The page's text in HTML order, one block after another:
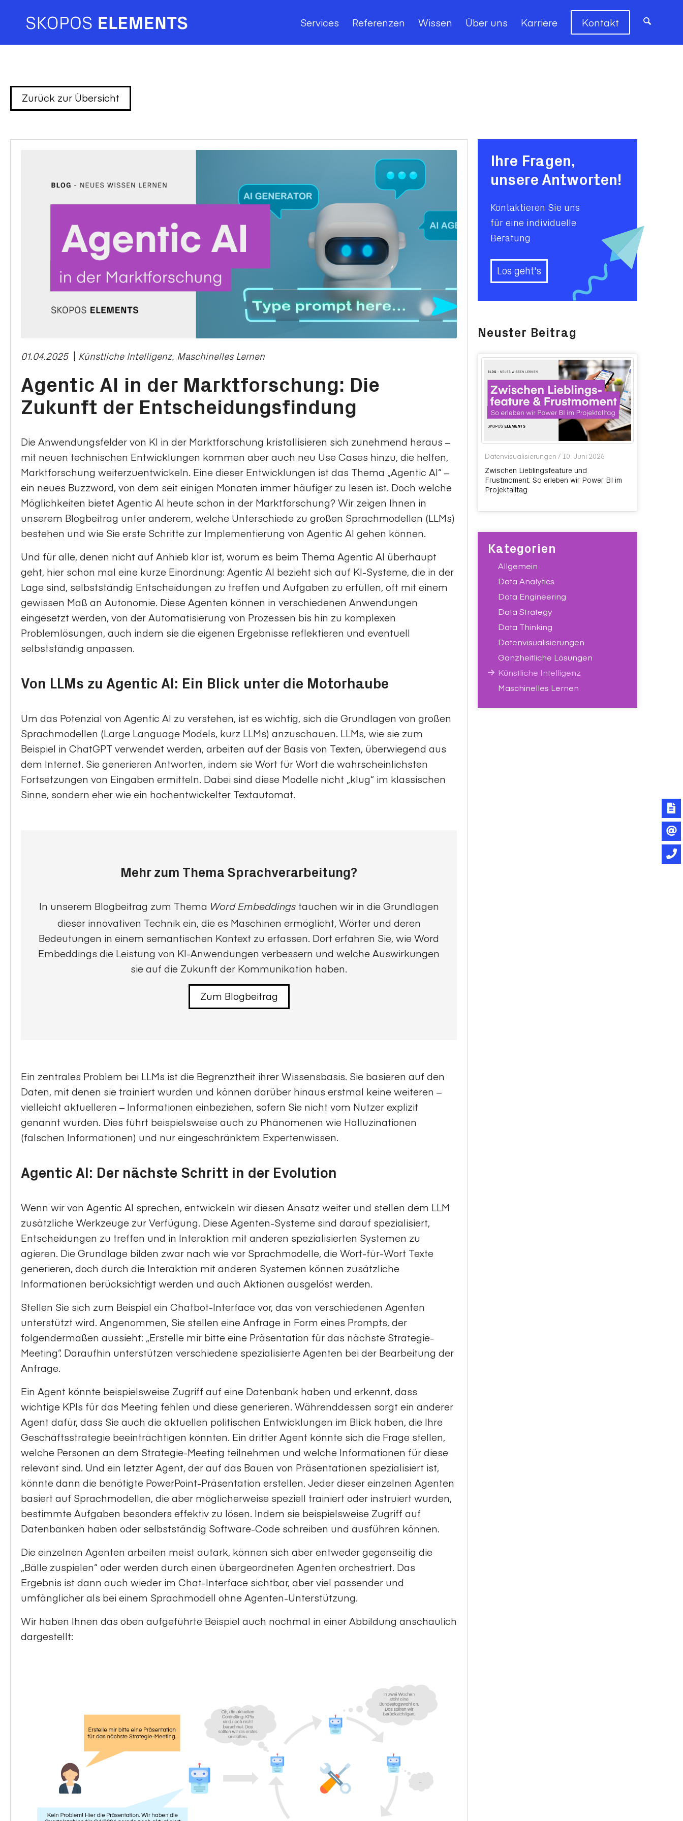
Services Referenzen Wissen Über uns Karriere Kontakt
Zurück zur Übersicht
01.04.2025 Künstliche Intelligenz, Maschinelles Lernen
Agentic AI in der Marktforschung: Die
Zukunft der Entscheidungsfindung
Die Anwendungsfelder von KI in der Marktforschung kristallisieren sich zunehmend heraus –
mit neuen technischen Entwicklungen kommen aber auch neu Use Cases hinzu, die helfen,
Marktforschung weiterzuentwickeln. Eine dieser Entwicklungen ist das Thema „Agentic AI“ –
ein neues Buzzword, von dem seit einigen Monaten immer häufiger zu lesen ist. Doch welche
Möglichkeiten bietet Agentic AI heute schon in der Marktforschung? Wir zeigen Ihnen in
unserem Blogbeitrag unter anderem, welche Unterschiede zu großen Sprachmodellen (LLMs)
bestehen und wie Sie erste Schritte zur Implementierung von Agentic AI gehen können.
Und für alle, denen nicht auf Anhieb klar ist, worum es beim Thema Agentic AI überhaupt
geht, hier schon mal eine kurze Einordnung: Agentic AI bezieht sich auf KI-Systeme, die in der
Lage sind, selbstständig Entscheidungen zu treffen und Aufgaben zu erfüllen, oft mit einem
gewissen Maß an Autonomie. Diese Agenten können in verschiedenen Anwendungen
eingesetzt werden, von der Automatisierung von Prozessen bis hin zu komplexen
Problemlösungen, auch indem sie die eigenen Ergebnisse reflektieren und eventuell
selbstständig anpassen.
Von LLMs zu Agentic AI: Ein Blick unter die Motorhaube
Um das Potenzial von Agentic AI zu verstehen, ist es wichtig, sich die Grundlagen von großen
Sprachmodellen (Large Language Models, kurz LLMs) anzuschauen. LLMs, wie sie zum
Beispiel in ChatGPT verwendet werden, arbeiten auf der Basis von Texten, überwiegend aus
dem Internet. Sie generieren Antworten, indem sie Wort für Wort die wahrscheinlichsten
Fortsetzungen von Eingaben ermitteln. Dabei sind diese Modelle nicht „klug“ im klassischen
Sinne, sondern eher wie ein hochentwickelter Textautomat.
Mehr zum Thema Sprachverarbeitung?
In unserem Blogbeitrag zum Thema Word Embeddingstauchen wir in die Grundlagen
dieser innovativen Technik ein, die es Maschinen ermöglicht, Wörter und deren
Bedeutungen in einem semantischen Kontext zu erfassen. Dort erfahren Sie, wie Word
Embeddings die Leistung von KI-Anwendungen verbessern und welche Auswirkungen
sie auf die Zukunft der Kommunikation haben.
Zum Blogbeitrag
Ein zentrales Problem bei LLMs ist die Begrenztheit ihrer Wissensbasis. Sie basieren auf den
Daten, mit denen sie trainiert wurden und können darüber hinaus erstmal keine weiteren –
vielleicht aktuelleren – Informationen einbeziehen, sofern Sie nicht vom Nutzer explizit
genannt wurden. Dies führt beispielsweise auch zu Phänomenen wie Halluzinationen
(falschen Informationen) und nur eingeschränktem Expertenwissen.
Agentic AI: Der nächste Schritt in der Evolution
Wenn wir von Agentic AI sprechen, entwickeln wir diesen Ansatz weiter und stellen dem LLM
zusätzliche Werkzeuge zur Verfügung. Diese Agenten-Systeme sind darauf spezialisiert,
Entscheidungen zu treffen und in Interaktion mit anderen spezialisierten Systemen zu
agieren. Die Grundlage bilden zwar nach wie vor Sprachmodelle, die Wort-für-Wort Texte
generieren, doch durch die Interaktion mit anderen Systemen können zusätzliche
Informationen berücksichtigt werden und auch Aktionen ausgelöst werden.
Stellen Sie sich zum Beispiel ein Chatbot-Interface vor, das von verschiedenen Agenten
unterstützt wird. Angenommen, Sie stellen eine Anfrage in Form eines Prompts, der
folgendermaßen aussieht: „Erstelle mir bitte eine Präsentation für das nächste Strategie-
Meeting“. Daraufhin unterstützen verschiedene spezialisierte Agenten bei der Bearbeitung der
Anfrage.
Ein Agent könnte beispielsweise Zugriff auf eine Datenbank haben und erkennt, dass
wichtige KPIs für das Meeting fehlen und diese generieren. Währenddessen sorgt ein anderer
Agent dafür, dass Sie auch die aktuellen politischen Entwicklungen im Blick haben, die Ihre
Geschäftsstrategie beeinträchtigen könnten. Ein dritter Agent könnte sich die Frage stellen,
welche Personen an dem Strategie-Meeting teilnehmen und welche Informationen für diese
relevant sind. Und ein letzter Agent, der auf das Bauen von Präsentationen spezialisiert ist,
könnte dann die benötigte PowerPoint-Präsentation erstellen. Jeder dieser einzelnen Agenten
basiert auf Sprachmodellen, die aber möglicherweise speziell trainiert oder instruiert wurden,
bestimmte Aufgaben besonders effektiv zu lösen. Indem sie beispielsweise Zugriff auf
Datenbanken haben oder selbstständig Software-Code schreiben und ausführen können.
Die einzelnen Agenten arbeiten meist autark, können sich aber entweder gegenseitig die
„Bälle zuspielen“ oder werden durch einen übergeordneten Agenten orchestriert. Das
Ergebnis ist dann auch wieder im Chat-Interface sichtbar, aber viel passender und
umfänglicher als bei einem Sprachmodell ohne Agenten-Unterstützung.
Wir haben Ihnen das oben aufgeführte Beispiel auch nochmal in einer Abbildung anschaulich
dargestellt:
Ihre Fragen,
unsere Antworten!
Kontaktieren Sie uns
für eine individuelle
Beratung
Los geht's
Neuster Beitrag
Datenvisualisierungen / 10. Juni 2026
Zwischen Lieblingsfeature und
Frustmoment: So erleben wir Power BI im
Projektalltag
Kategorien
Allgemein
Data Analytics
Data Engineering
Data Strategy
Data Thinking
Datenvisualisierungen
Ganzheitliche Lösungen
Künstliche Intelligenz
Maschinelles Lernen